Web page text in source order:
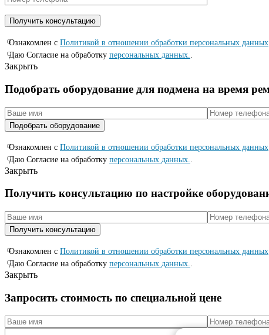
Ознакомлен с Политикой в отношении обработки персональных данных
Даю Согласие на обработку персональных данных..
Закрыть
Подобрать оборудование для подмена на время
Ознакомлен с Политикой в отношении обработки персональных данных
Даю Согласие на обработку персональных данных.
Закрыть
Получить консультацию по настройке
Ознакомлен с Политикой в отношении обработки персональных данных
Даю Согласие на обработку персональных данных..
Закрыть
Запросить стоимость по специальной цене